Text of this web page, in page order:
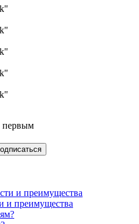
первым
и преимущества